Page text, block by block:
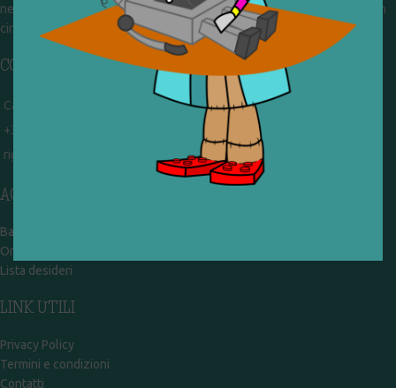
nel frattempo ricevono in dono giocattoli, li riparano e li reimmettono in
circolazione. Operiamo per un'economia civile, circolare e sostenibile.
CONTATTI
Campobasso - via Garibaldi 51
+39 328 767 9587
rigiocattolocb@gmail.com
ACCOUNT
Bacheca
Ordini
Lista desideri
LINK UTILI
Privacy Policy
Termini e condizioni
Contatti